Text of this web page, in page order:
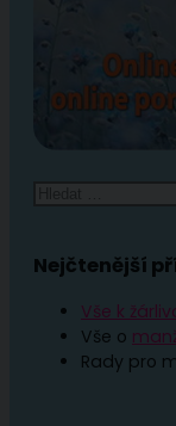
Nejčtenější
Vše k
Vše o
Rady pro